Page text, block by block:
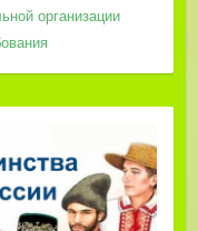
организации